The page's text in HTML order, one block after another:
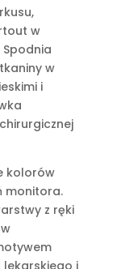
w
w
i
kolorów
monitora.
z ręki